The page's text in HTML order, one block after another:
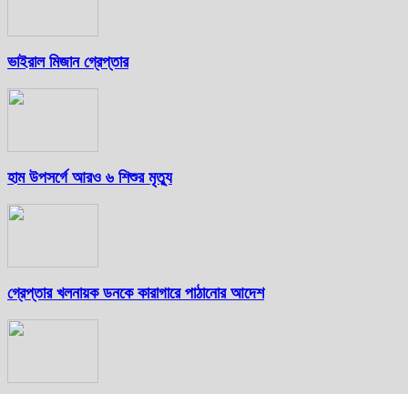
ভাইরাল মিজান গ্রেপ্তার
হাম উপসর্গে আরও ৬ শিশুর মৃত্যু
গ্রেপ্তার খলনায়ক ডনকে কারাগারে পাঠানোর আদেশ